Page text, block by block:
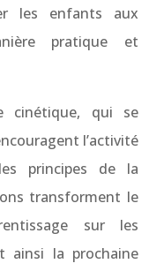
les enfants aux
pratique et
cinétique, qui se
l’activité
principes de la
transforment le
sur les
ainsi la prochaine